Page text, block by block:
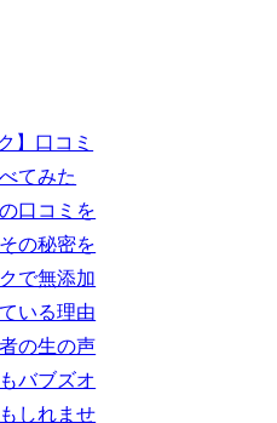
】口コミ
てみた
口コミを
の秘密を
で無添加
いる理由
の生の声
バブズオ
しれませ